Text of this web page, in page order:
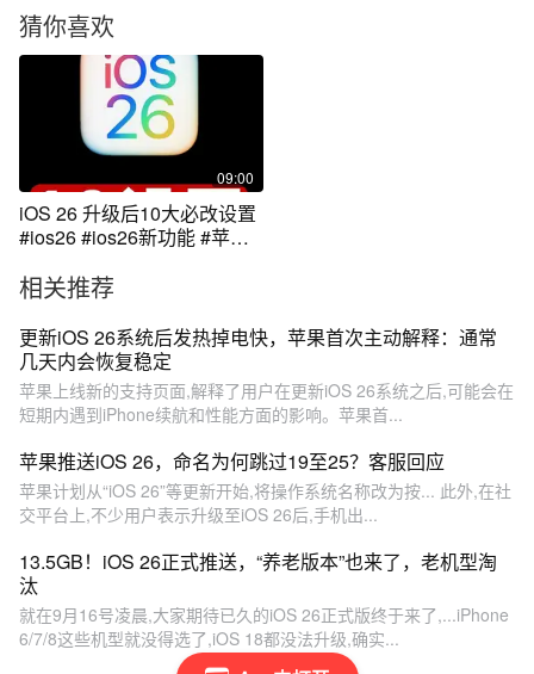
猜你喜欢
09:00
iOS 26 升级后10大必改设置
#ios26 #ios26新功能 #苹果
相关推荐
更新iOS 26系统后发热掉电快，苹果首次主动解释：通常
几天内会恢复稳定
苹果上线新的支持页面,解释了用户在更新iOS 26系统之后,可能会在
短期内遇到iPhone续航和性能方面的影响。苹果首...
苹果推送iOS 26，命名为何跳过19至25？客服回应
苹果计划从“iOS 26”等更新开始,将操作系统名称改为按... 此外,在社
交平台上,不少用户表示升级至iOS 26后,手机出...
13.5GB！iOS 26正式推送，“养老版本”也来了，老机型淘
汰
就在9月16号凌晨,大家期待已久的iOS 26正式版终于来了,...iPhone
6/7/8这些机型就没得选了,iOS 18都没法升级,确实...